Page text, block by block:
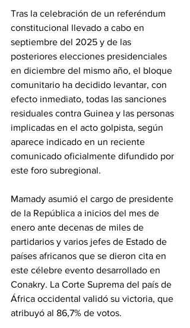
‎Tras la celebración de un referéndum
constitucional llevado a cabo en
septiembre del 2025 y de las
posteriores elecciones presidenciales
en diciembre del mismo año, el bloque
comunitario ha decidido levantar, con
efecto inmediato, todas las sanciones
residuales contra Guinea y las personas
implicadas en el acto golpista, según
aparece indicado en un reciente
comunicado oficialmente difundido por
este foro subregional.
‎Mamady asumió el cargo de presidente
de la República a inicios del mes de
enero ante decenas de miles de
partidarios y varios jefes de Estado de
países africanos que se dieron cita en
este célebre evento desarrollado en
Conakry. La Corte Suprema del país de
África occidental validó su victoria, que
atribuyó al 86,7% de votos.